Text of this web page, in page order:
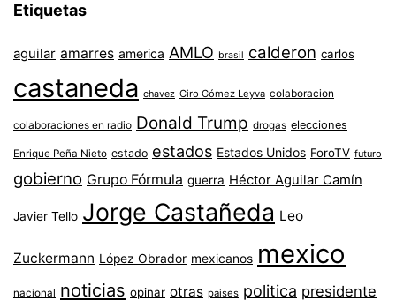
Etiquetas
aguilar amarres america AMLO brasil calderon carlos
castaneda chavez Ciro Gómez Leyva colaboracion
colaboraciones en radio Donald Trump drogas elecciones
Enrique Peña Nieto estado estados Estados Unidos ForoTV futuro
gobierno Grupo Fórmula guerra Héctor Aguilar Camín
Javier Tello Jorge Castañeda Leo
Zuckermann López Obrador mexicanos mexico
nacional noticias opinar otras paises politica presidente